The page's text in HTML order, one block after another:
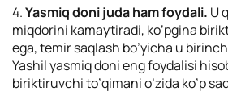
4.Yasmiq doni juda ham foydali. U
miqdorini kamaytiradi, ko’pgina
ega, temir saqlash bo’yicha u
Yashil yasmiq doni eng foydalisi
biriktiruvchi to’qimani o’zida ko’p